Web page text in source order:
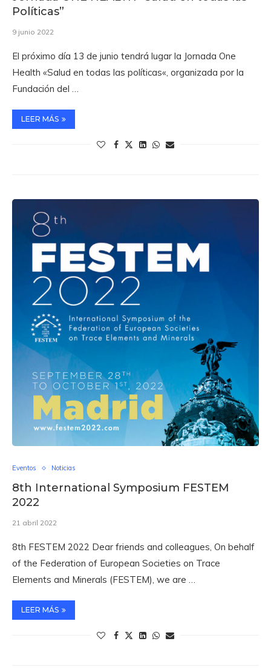
Políticas”
9 junio 2022
El próximo día 13 de junio tendrá lugar la Jornada One
Health «Salud en todas las políticas«, organizada por la
Fundación del …
LEER MÁS
Eventos Noticias
8th International Symposium FESTEM
2022
21 abril 2022
8th FESTEM 2022 Dear friends and colleagues, On behalf
of the Federation of European Societies on Trace
Elements and Minerals (FESTEM), we are …
LEER MÁS